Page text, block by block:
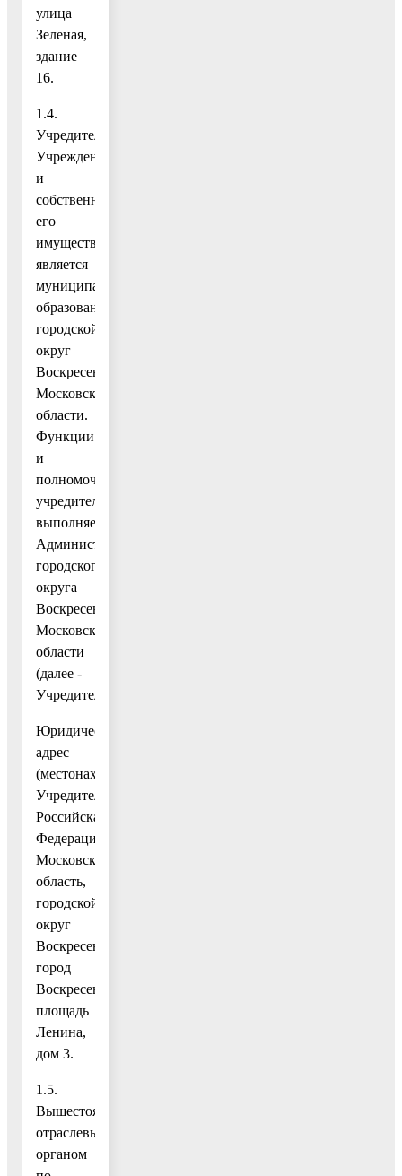
улица
Зеленая,
здание
16.
1.4.
Учредителем
Учреждения
и
собственником
его
имущества
является
муниципальное
образование
городской
округ
Воскресенск
Московской
области.
Функции
и
полномочия
учредителя
выполняет
Администрация
городского
округа
Воскресенск
Московской
области
(далее -
Учредитель).
Юридический
адрес
(местонахождение)
Учредителя:
Российская
Федерация,
Московская
область,
городской
округ
Воскресенск,
город
Воскресенск,
площадь
Ленина,
дом 3.
1.5.
Вышестоящим
отраслевым
органом